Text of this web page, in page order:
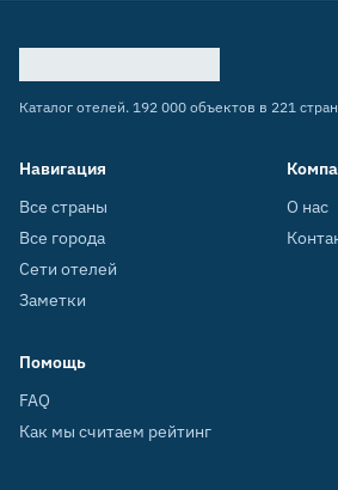
Каталог отелей. 192 000 объектов в 221
Навигация
Все страны
Все города
Сети отелей
Заметки
О нас
Помощь
FAQ
Как мы считаем рейтинг